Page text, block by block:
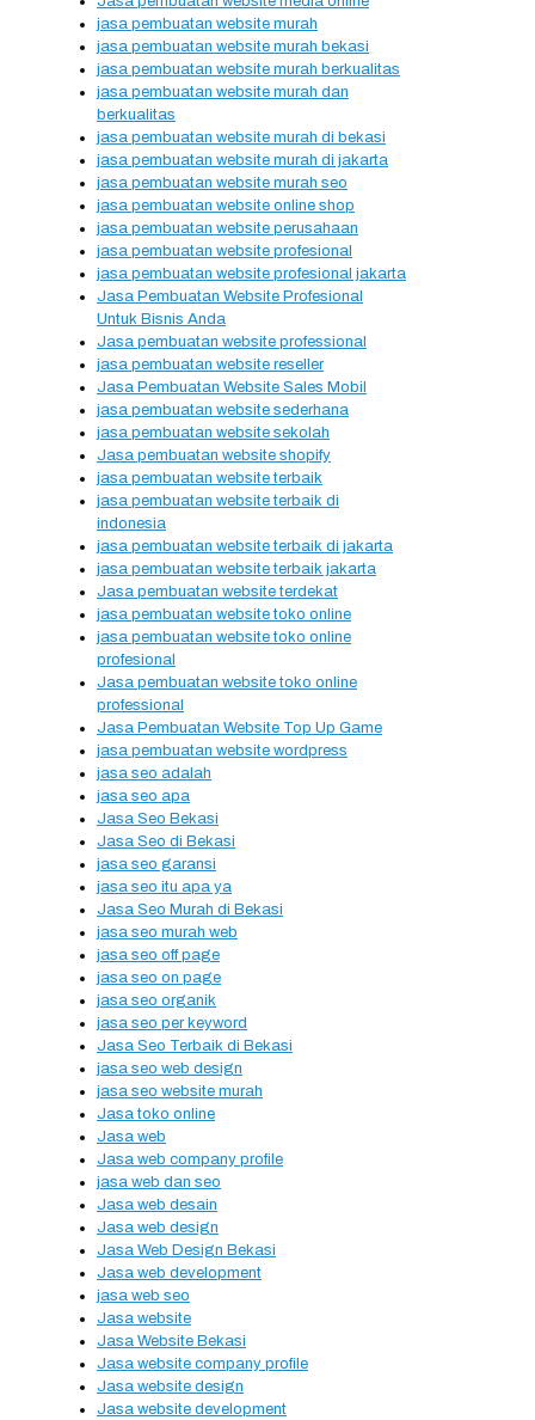
jasa pembuatan website murah
jasa pembuatan website murah bekasi
jasa pembuatan website murah berkualitas
jasa pembuatan website murah dan
berkualitas
jasa pembuatan website murah di bekasi
jasa pembuatan website murah di jakarta
jasa pembuatan website murah seo
jasa pembuatan website online shop
jasa pembuatan website perusahaan
jasa pembuatan website profesional
jasa pembuatan website profesional jakarta
Jasa Pembuatan Website Profesional
Untuk Bisnis Anda
Jasa pembuatan website professional
jasa pembuatan website reseller
Jasa Pembuatan Website Sales Mobil
jasa pembuatan website sederhana
jasa pembuatan website sekolah
Jasa pembuatan website shopify
jasa pembuatan website terbaik
jasa pembuatan website terbaik di
indonesia
jasa pembuatan website terbaik di jakarta
jasa pembuatan website terbaik jakarta
Jasa pembuatan website terdekat
jasa pembuatan website toko online
jasa pembuatan website toko online
profesional
Jasa pembuatan website toko online
professional
Jasa Pembuatan Website Top Up Game
jasa pembuatan website wordpress
jasa seo adalah
jasa seo apa
Jasa Seo Bekasi
Jasa Seo di Bekasi
jasa seo garansi
jasa seo itu apa ya
Jasa Seo Murah di Bekasi
jasa seo murah web
jasa seo off page
jasa seo on page
jasa seo organik
jasa seo per keyword
Jasa Seo Terbaik di Bekasi
jasa seo web design
jasa seo website murah
Jasa toko online
Jasa web
Jasa web company profile
jasa web dan seo
Jasa web desain
Jasa web design
Jasa Web Design Bekasi
Jasa web development
jasa web seo
Jasa website
Jasa Website Bekasi
Jasa website company profile
Jasa website design
Jasa website development